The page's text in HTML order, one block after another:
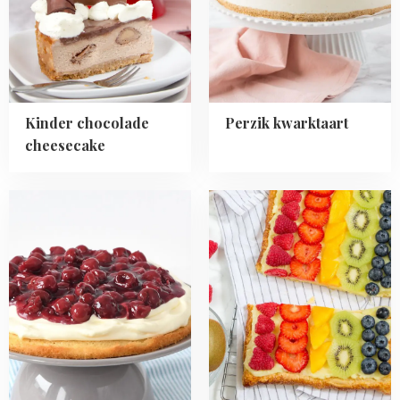
Kinder chocolade
cheesecake
Perzik kwarktaart
MonChou
citroencake
Read
more
about
Bladerdeeg
plaattaart
met
fruit